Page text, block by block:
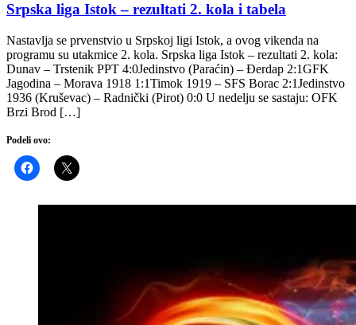
Srpska liga Istok – rezultati 2. kola i tabela
Nastavlja se prvenstvio u Srpskoj ligi Istok, a ovog vikenda na
programu su utakmice 2. kola. Srpska liga Istok – rezultati 2. kola:
Dunav – Trstenik PPT 4:0Jedinstvo (Paraćin) – Đerdap 2:1GFK
Jagodina – Morava 1918 1:1Timok 1919 – SFS Borac 2:1Jedinstvo
1936 (Kruševac) – Radnički (Pirot) 0:0 U nedelju se sastaju: OFK
Brzi Brod […]
Podeli ovo: